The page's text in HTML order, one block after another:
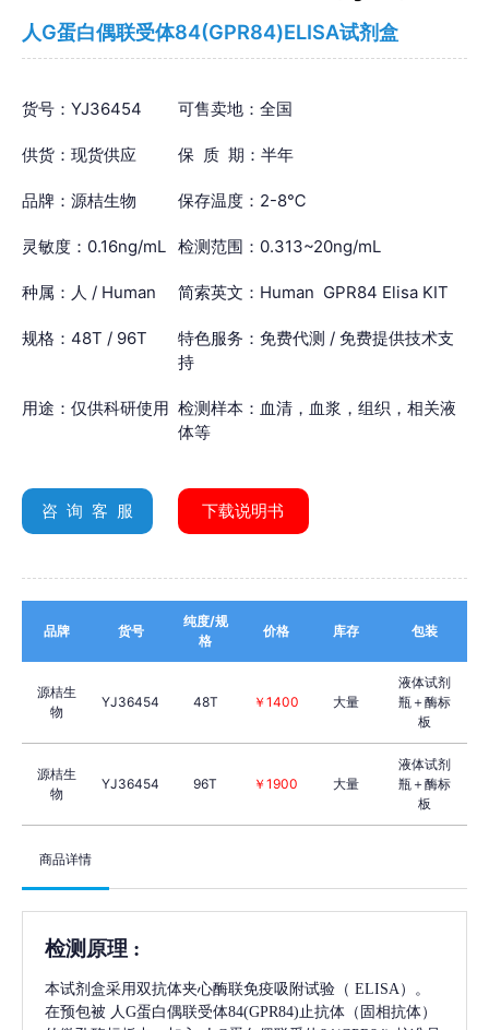
人G蛋白偶联受体84(GPR84)ELISA试剂盒
货号：YJ36454 可售卖地：全国
供货：现货供应 保 质 期：半年
品牌：源桔生物 保存温度：2-8℃
灵敏度：0.16ng/mL 检测范围：0.313~20ng/mL
种属：人 / Human 简索英文：Human GPR84 Elisa KIT
规格：48T / 96T
特色服务：免费代测 / 免费提供技术支
持
用途：仅供科研使用 检测样本：血清，血浆，组织，相关液
体等
咨 询 客 服 下载说明书
品牌 货号
纯度/规
格
价格 库存 包装
源桔生
物
YJ36454 48T ￥1400 大量
液体试剂
瓶＋酶标
板
源桔生
物
YJ36454 96T ￥1900 大量
液体试剂
瓶＋酶标
板
商品详情
检测原理 :
本试剂盒采用双抗体夹心酶联免疫吸附试验（ ELISA）。
在预包被 人G蛋白偶联受体84(GPR84)止抗体（固相抗体）